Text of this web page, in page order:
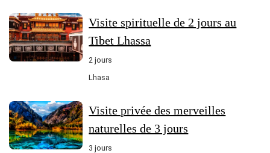
Visite spirituelle de 2 jours au
Tibet Lhassa
2 jours
Lhasa
Visite privée des merveilles
naturelles de 3 jours
3 jours